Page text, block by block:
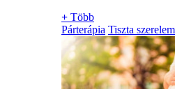
+ Több
Párterápia Tiszta szerelem